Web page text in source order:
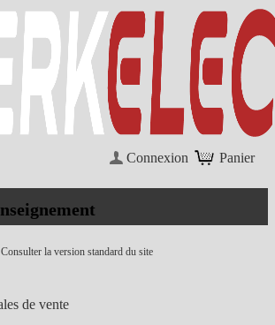
Panier
Connexion
Consulter la version standard du site
de vente